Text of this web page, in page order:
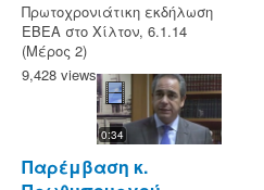
Πρωτοχρονιάτικη εκδήλωση
ΕΒΕΑ στο Χίλτον, 6.1.14
(Μέρος 2)
9,428 views
0:34
Παρέμβαση κ.